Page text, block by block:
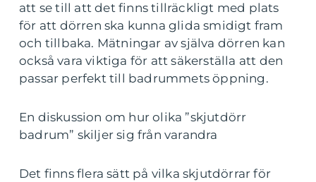
att se till att det finns tillräckligt med plats
för att dörren ska kunna glida smidigt fram
och tillbaka. Mätningar av själva dörren kan
också vara viktiga för att säkerställa att den
passar perfekt till badrummets öppning.
En diskussion om hur olika ”skjutdörr
badrum” skiljer sig från varandra
Det finns flera sätt på vilka skjutdörrar för